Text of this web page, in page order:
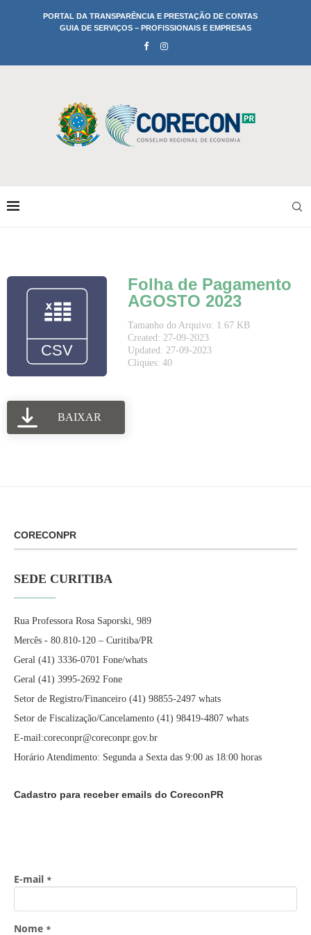
PORTAL DA TRANSPARÊNCIA E PRESTAÇÃO DE CONTAS
GUIA DE SERVIÇOS – PROFISSIONAIS E EMPRESAS
Folha de Pagamento
AGOSTO 2023
Tamanho do Arquivo: 1.67 KB
Created: 27-09-2023
Updated: 27-09-2023
Cliques: 40
BAIXAR
CORECONPR
SEDE CURITIBA
Rua Professora Rosa Saporski, 989
Mercês - 80.810-120 – Curitiba/PR
Geral (41) 3336-0701 Fone/whats
Geral (41) 3995-2692 Fone
Setor de Registro/Financeiro (41) 98855-2497 whats
Setor de Fiscalização/Cancelamento (41) 98419-4807 whats
E-mail:coreconpr@coreconpr.gov.br
Horário Atendimento: Segunda a Sexta das 9:00 as 18:00 horas
Cadastro para receber emails do CoreconPR